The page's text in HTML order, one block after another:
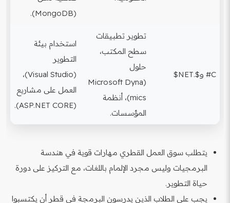
(MongoDB).
C# و$.NET$
تطوير تطبيقات
سطح المكتب،
حلول
(Microsoft Dyna
mics)، أنظمة
المؤسسات.
استخدام بيئة
التطوير
(Visual Studio)،
العمل على مشاريع
(ASP.NET CORE).
يتطلب سوق العمل القطري مهارات قوية في هندسة
البرمجيات وليس مجرد الإلمام باللغات، مع التركيز على دورة
حياة التطوير.
يجب على الطلاب الذين يدرسون البرمجة في قطر أن يكتسبوا